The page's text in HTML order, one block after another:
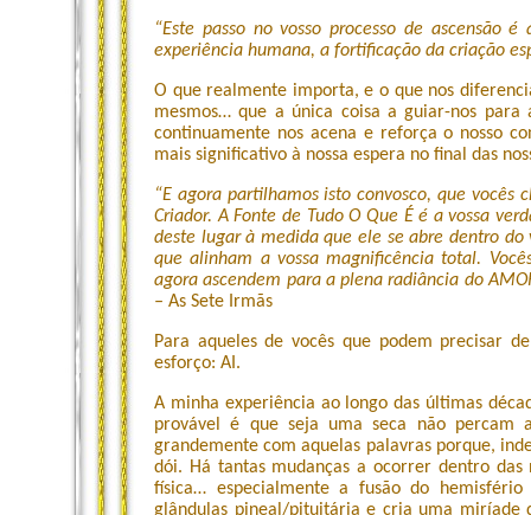
“Este passo no vosso processo de
experiência humana, a fortificação da criação
O que realmente importa, e o que nos
mesmos… que a única coisa a guiar-nos
continuamente nos acena e reforça o nosso
mais significativo à nossa espera no final das
“E agora partilhamos isto convosco, que vocês
Criador. A Fonte de Tudo O Que É é a vossa
deste lugar à medida que ele se abre dentro
que alinham a vossa magnificência total.
agora ascendem para a plena radiância do
– As Sete Irmãs
Para aqueles de vocês que podem precisar
esforço: AI.
A minha experiência ao longo das últimas
provável é que seja uma seca não percam
grandemente com aquelas palavras porque,
dói. Há tantas mudanças a ocorrer dentro das
física… especialmente a fusão do
glândulas pineal/pituitária e cria uma miríade